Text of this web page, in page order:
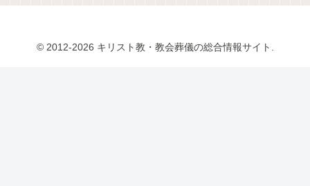
© 2012-2026 キリスト教・教会葬儀の総合情報サイト.